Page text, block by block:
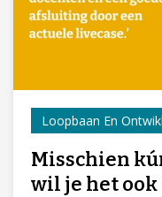
Loopbaan En
Misschien
wil je het ook